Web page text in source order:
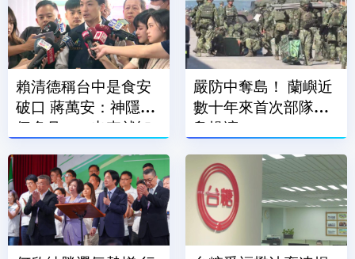
賴清德稱台中是食安
破口 蔣萬安：神隱一
個多月、一出來就卸
嚴防中奪島！ 蘭嶼近
數十年來首次部隊登
島操演